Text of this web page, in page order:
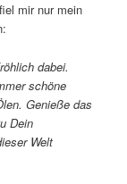
mir nur mein
dabei.
schöne
Genieße das
Dein
Welt